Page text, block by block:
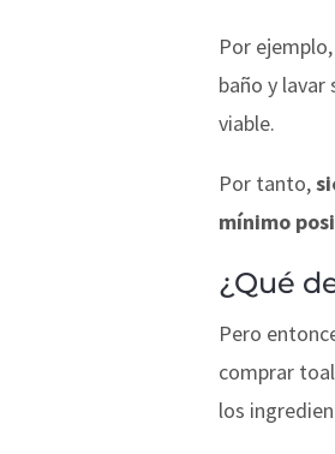
Por
baño y lavar
viable.
Por tanto,
mínimo
¿Qué
Pero
comprar
los